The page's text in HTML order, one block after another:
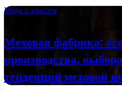
Мода и красота
Меховая фабрика:
производства,
тенденций меховой